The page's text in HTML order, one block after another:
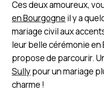
Ces deux amoureux,
en Bourgogne il y a
mariage civil aux
leur belle cérémonie
propose de parcourir.
Sullypour un mariage
charme !